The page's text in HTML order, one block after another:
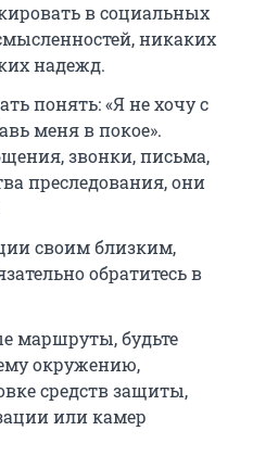
в социальных
никаких
надежд.
понять: «Я не хочу с
меня в покое».
звонки, письма,
преследования, они
своим близким,
обратитесь в
маршруты, будьте
окружению,
средств защиты,
или камер